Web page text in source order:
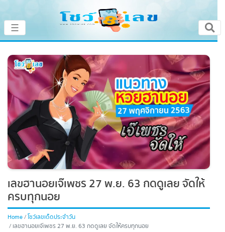
หน้าหลัก
โชว์เลขเด็ดประจำวัน
โชว์เลขหวยดัง
โชว์ผลหวย
เลขทำนายฝัน
โชว์สถิติหวย
หวยสด
×
☰
เลขฮานอยเจ๊เพชร 27 พ.ย. 63 กดดูเลย จัดให้
ครบทุกนอย
Home โชว์เลขเด็ดประจำวัน
เลขฮานอยเจ๊เพชร 27 พ.ย. 63 กดดูเลย จัดให้ครบทุกนอย